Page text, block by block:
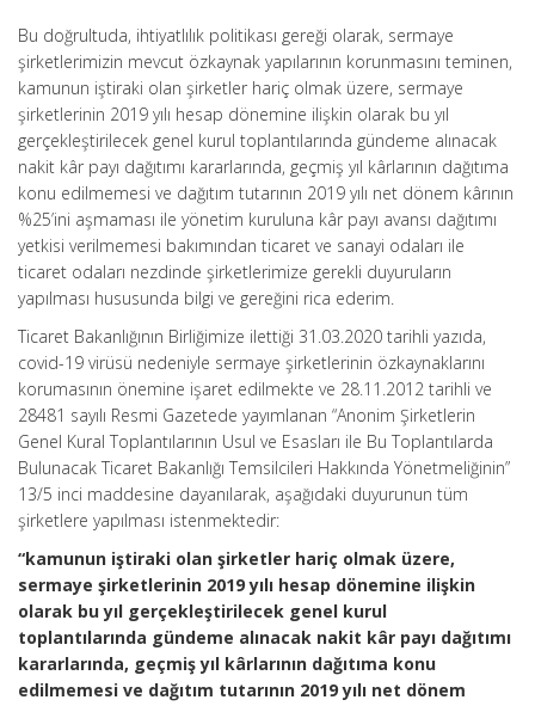
Bu doğrultuda, ihtiyatlılık politikası gereği olarak, sermaye
şirketlerimizin mevcut özkaynak yapılarının korunmasını teminen,
kamunun iştiraki olan şirketler hariç olmak üzere, sermaye
şirketlerinin 2019 yılı hesap dönemine ilişkin olarak bu yıl
gerçekleştirilecek genel kurul toplantılarında gündeme alınacak
nakit kâr payı dağıtımı kararlarında, geçmiş yıl kârlarının dağıtıma
konu edilmemesi ve dağıtım tutarının 2019 yılı net dönem kârının
%25’ini aşmaması ile yönetim kuruluna kâr payı avansı dağıtımı
yetkisi verilmemesi bakımından ticaret ve sanayi odaları ile
ticaret odaları nezdinde şirketlerimize gerekli duyuruların
yapılması hususunda bilgi ve gereğini rica ederim.
Ticaret Bakanlığının Birliğimize ilettiği 31.03.2020 tarihli yazıda,
covid-19 virüsü nedeniyle sermaye şirketlerinin özkaynaklarını
korumasının önemine işaret edilmekte ve 28.11.2012 tarihli ve
28481 sayılı Resmi Gazetede yayımlanan “Anonim Şirketlerin
Genel Kural Toplantılarının Usul ve Esasları ile Bu Toplantılarda
Bulunacak Ticaret Bakanlığı Temsilcileri Hakkında Yönetmeliğinin”
13/5 inci maddesine dayanılarak, aşağıdaki duyurunun tüm
şirketlere yapılması istenmektedir:
“kamunun iştiraki olan şirketler hariç olmak üzere,
sermaye şirketlerinin 2019 yılı hesap dönemine ilişkin
olarak bu yıl gerçekleştirilecek genel kurul
toplantılarında gündeme alınacak nakit kâr payı dağıtımı
kararlarında, geçmiş yıl kârlarının dağıtıma konu
edilmemesi ve dağıtım tutarının 2019 yılı net dönem